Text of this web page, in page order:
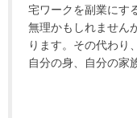
宅ワークを副業にす
無理かもしれません
ります。その代わり
自分の身、自分の家